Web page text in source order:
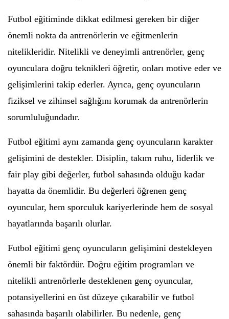
Futbol eğitiminde dikkat edilmesi gereken bir diğer
önemli nokta da antrenörlerin ve eğitmenlerin
nitelikleridir. Nitelikli ve deneyimli antrenörler, genç
oyunculara doğru teknikleri öğretir, onları motive eder ve
gelişimlerini takip ederler. Ayrıca, genç oyuncuların
fiziksel ve zihinsel sağlığını korumak da antrenörlerin
sorumluluğundadır.
Futbol eğitimi aynı zamanda genç oyuncuların karakter
gelişimini de destekler. Disiplin, takım ruhu, liderlik ve
fair play gibi değerler, futbol sahasında olduğu kadar
hayatta da önemlidir. Bu değerleri öğrenen genç
oyuncular, hem sporculuk kariyerlerinde hem de sosyal
hayatlarında başarılı olurlar.
Futbol eğitimi genç oyuncuların gelişimini destekleyen
önemli bir faktördür. Doğru eğitim programları ve
nitelikli antrenörlerle desteklenen genç oyuncular,
potansiyellerini en üst düzeye çıkarabilir ve futbol
sahasında başarılı olabilirler. Bu nedenle, genç